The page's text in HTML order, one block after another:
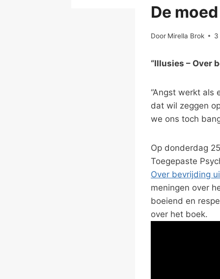
De
Door Mirella Brok 3
“Illusies – Over
“Angst werkt als
dat wil zeggen
we ons toch
Op donderdag
Toegepaste
Over bevrijding
meningen over
boeiend en
over het boek.